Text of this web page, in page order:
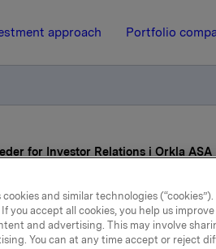
approach Portfolio
for Investor Relations i Orkla ASA
17 January 2018, 10:00
cookies and similar technologies
you accept all cookies, you help us
and advertising. This may involve
You can at any time accept or reject